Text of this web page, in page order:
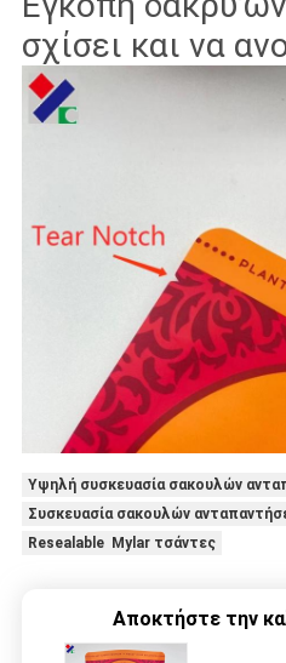
σχίσει και να
Υψηλή συσκευασία σακουλών
Συσκευασία σακουλών
Resealable Mylar τσάντες
Αποκτήστε την